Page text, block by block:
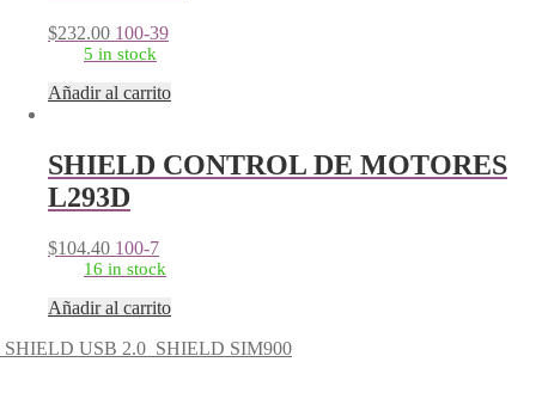
$232.00 100-39
5 in stock
Añadir al carrito
SHIELD CONTROL DE MOTORES
L293D
$104.40 100-7
16 in stock
Añadir al carrito
SHIELD USB 2.0 SHIELD SIM900